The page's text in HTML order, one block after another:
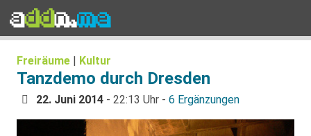
Freiräume | Kultur
Tanzdemo durch Dresden
22. Juni 2014 - 22:13 Uhr - 6 Ergänzungen